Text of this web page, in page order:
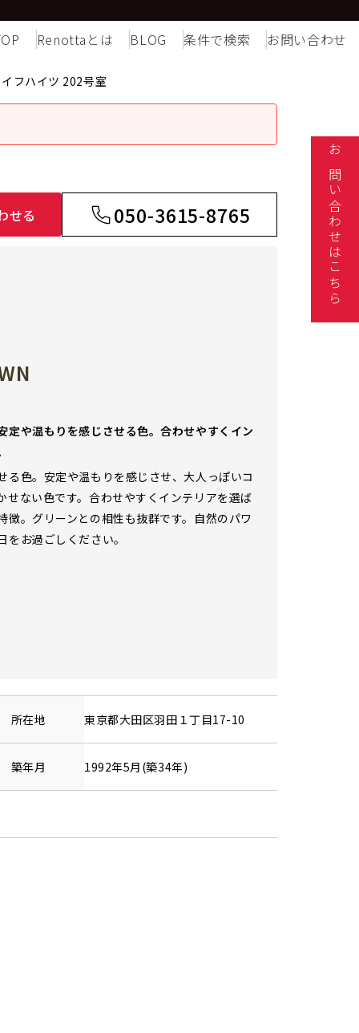
Renottaとは BLOG 条件で検索 お問い合わせ
フハイツ 202号室
せる 050-3615-8765
定や温もりを感じさせる色。合わせやすくイン
る色。安定や温もりを感じさせ、大人っぽいコ
せない色です。合わせやすくインテリアを選ば
徴。グリーンとの相性も抜群です。自然のパワ
をお過ごしください。
所在地 東京都大田区羽田 １丁目17-10
築年月 1992年5月(築34年)
お問い合わせはこちら